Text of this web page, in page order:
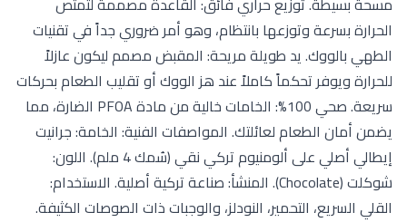
الحرارة بسرعة وتوزعها بانتظام، وهو أمر ضروري جداً في تقنيات
الطهي بالووك. يد طويلة مريحة: المقبض مصمم ليكون عازلاً
للحرارة ويوفر تحكماً كاملاً عند هز الووك أو تقليب الطعام بحركات
سريعة. صحي 100%: الخامات خالية من مادة PFOA الضارة، مما
يضمن أمان الطعام لعائلتك. المواصفات الفنية: الخامة: جرانيت
إيطالي أصلي على ألومنيوم تركي نقي (سُمك 4 ملم). اللون:
شوكلت (Chocolate). المنشأ: صناعة تركية أصلية. الاستخدام:
القلي السريع، التحمير، النودلز، والوجبات ذات الصوصات الكثيفة.